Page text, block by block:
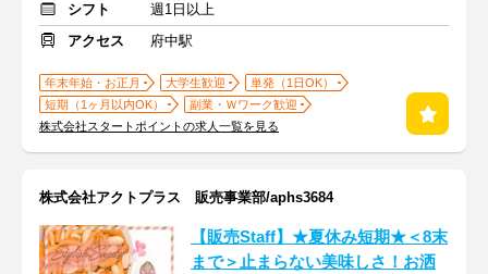
シフト
週1日以上
アクセス
府中駅
年末年始・お正月 大学生歓迎
単発（1日OK）
短期（1ヶ月以内OK）
副業・Ｗワーク歓迎
株式会社スタートポイントの求人一覧を見る
株式会社アクトプラス 販売事業部/aphs3684
【販売Staff】★夏休み短期★＜8末
まで＞止まらない美味しさ！お洒